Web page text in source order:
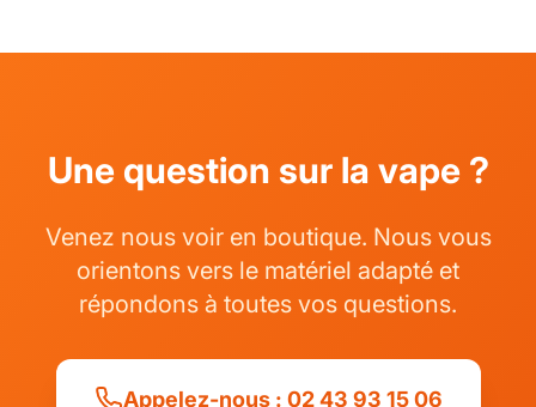
Une question sur la vape ?
Venez nous voir en boutique. Nous vous
orientons vers le matériel adapté et
répondons à toutes vos questions.
Appelez-nous : 02 43 93 15 06